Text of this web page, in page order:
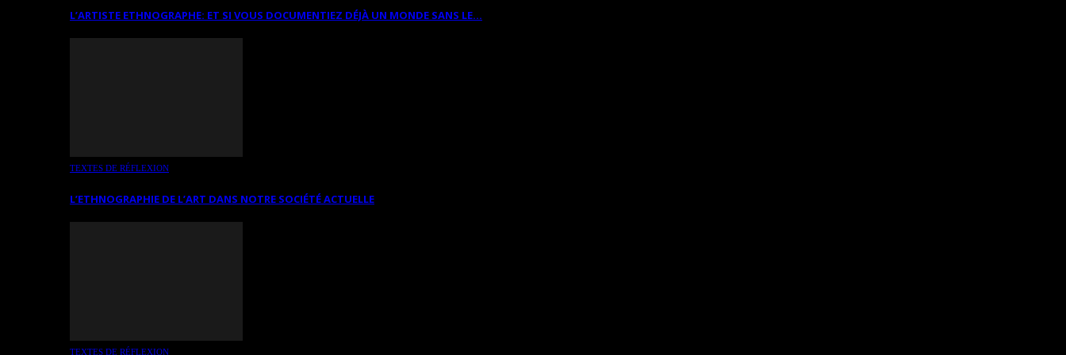
L’ARTISTE ETHNOGRAPHE: ET SI VOUS DOCUMENTIEZ DÉJÀ UN MONDE SANS LE…
TEXTES DE RÉFLEXION
L’ETHNOGRAPHIE DE L’ART DANS NOTRE SOCIÉTÉ ACTUELLE
TEXTES DE RÉFLEXION